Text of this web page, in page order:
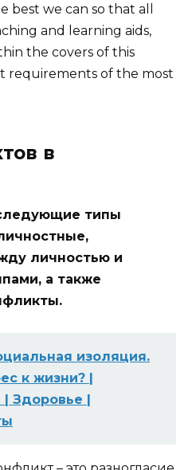
best we can so that all
and learning aids,
the covers of this
requirements of the most
в
типы
личностью и
а также
изоляция.
к жизни? |
| Здоровье |